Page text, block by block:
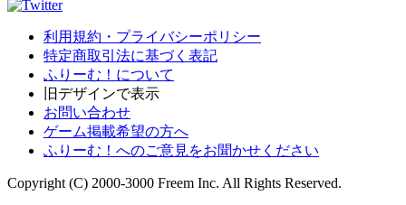
利用規約・プライバシーポリシー
特定商取引法に基づく表記
ふりーむ！について
旧デザインで表示
お問い合わせ
ゲーム掲載希望の方へ
ふりーむ！へのご意見をお聞かせください
Copyright (C) 2000-3000 Freem Inc. All Rights Reserved.